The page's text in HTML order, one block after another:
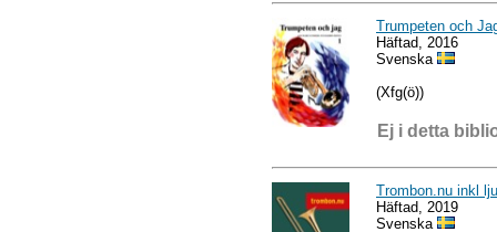
Trumpeten och
Häftad, 2016
Svenska
(Xfg(ö))
Ej i detta
Trombon.nu inkl
Häftad, 2019
Svenska